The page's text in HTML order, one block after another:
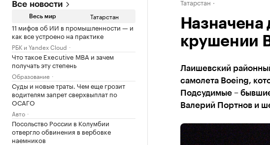
Все новости
Весь мир Татарстан
11 мифов об ИИ в промышленности — и
как все устроено на практике
РБК и Yandex Cloud
Что такое Executive MBA и зачем
получать эту степень
Образование
Суды и новые траты. Чем еще грозит
водителям запрет сверхвыплат по
ОСАГО
Авто
Посольство России в Колумбии
отвергло обвинения в вербовке
наемников
Татарстан
Назначена
крушении
Лаишевский
самолета Boeing,
Подсудимые –
Валерий Портнов и